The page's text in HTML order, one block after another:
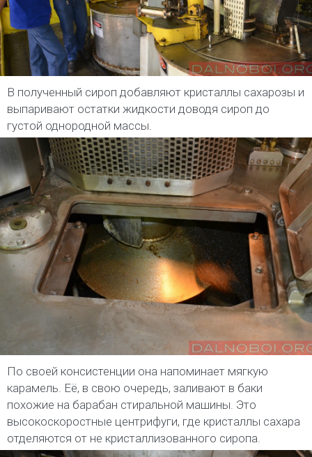
В полученный сироп добавляют кристаллы сахарозы и
выпаривают остатки жидкости доводя сироп до
густой однородной массы.
По своей консистенции она напоминает мягкую
карамель. Её, в свою очередь, заливают в баки
похожие на барабан стиральной машины. Это
высокоскоростные центрифуги, где кристаллы сахара
отделяются от не кристаллизованного сиропа.